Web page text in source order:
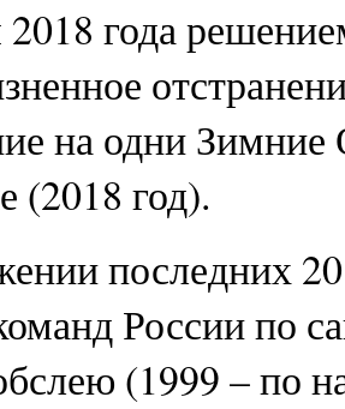
2018 года
на одни
(2018 год).
последних
России по
(1999 – по